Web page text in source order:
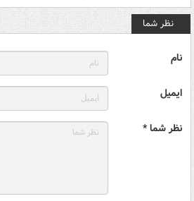
نظر شما
نام
ایمیل
نظر شما *